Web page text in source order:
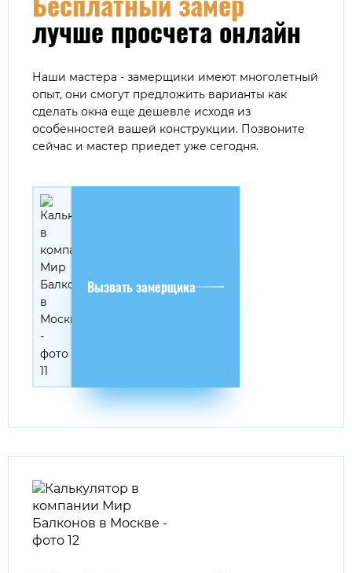
лучше просчета онлайн
Наши мастера - замерщики имеют многолетный
опыт, они смогут предложить варианты как
сделать окна еще дешевле исходя из
особенностей вашей конструкции. Позвоните
сейчас и мастер приедет уже сегодня.
Вызвать замерщика